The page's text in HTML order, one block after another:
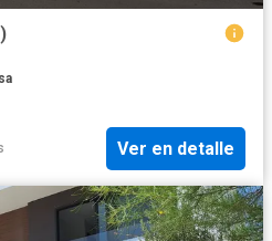
Ver en detalle